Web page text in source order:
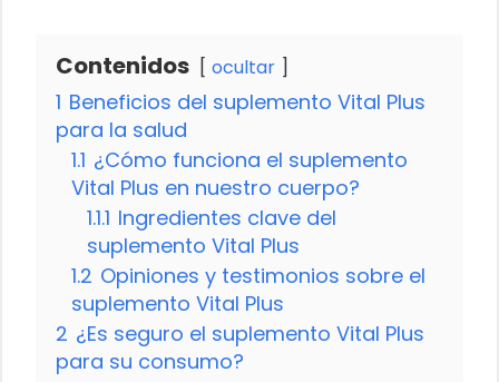
Contenidos ocultar
1 Beneficios del suplemento Vital Plus
para la salud
1.1 ¿Cómo funciona el suplemento
Vital Plus en nuestro cuerpo?
1.1.1 Ingredientes clave del
suplemento Vital Plus
1.2 Opiniones y testimonios sobre el
suplemento Vital Plus
2 ¿Es seguro el suplemento Vital Plus
para su consumo?